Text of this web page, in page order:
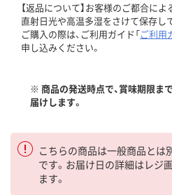
【返品について】お客様のご都合に
直射日光や高温多湿をさけて保存し
ご購入の際は、ご利用ガイド「ご利用
申し込みください。
※ 商品の発送時点で、賞味期限ま
届けします。
こちらの商品は一般商品とは
です。お届け日の詳細はレジ
ます。